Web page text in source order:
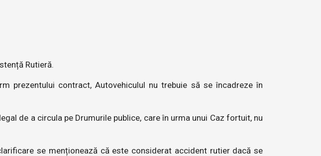
Rutieră.
prezentului contract, Autovehiculul nu trebuie să se încadreze în
de a circula pe Drumurile publice, care în urma unui Caz fortuit, nu
se menționează că este considerat accident rutier dacă se